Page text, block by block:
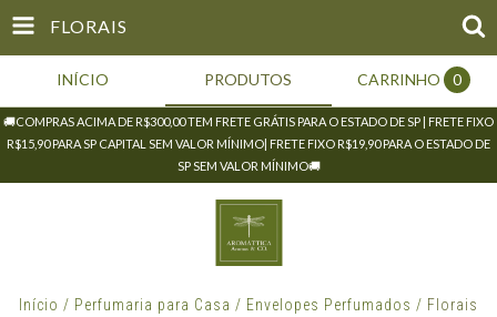
FLORAIS
INÍCIO PRODUTOS CARRINHO 0
🚚COMPRAS ACIMA DE R$300,00 TEM FRETE GRÁTIS PARA O ESTADO DE SP | FRETE FIXO
R$15,90 PARA SP CAPITAL SEM VALOR MÍNIMO| FRETE FIXO R$19,90 PARA O ESTADO DE
SP SEM VALOR MÍNIMO🚚
Início / Perfumaria para Casa / Envelopes Perfumados / Florais